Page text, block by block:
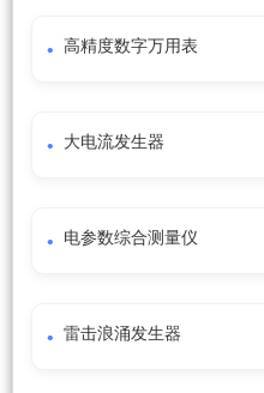
高精度数字万用表
大电流发生器
电参数综合测量仪
雷击浪涌发生器